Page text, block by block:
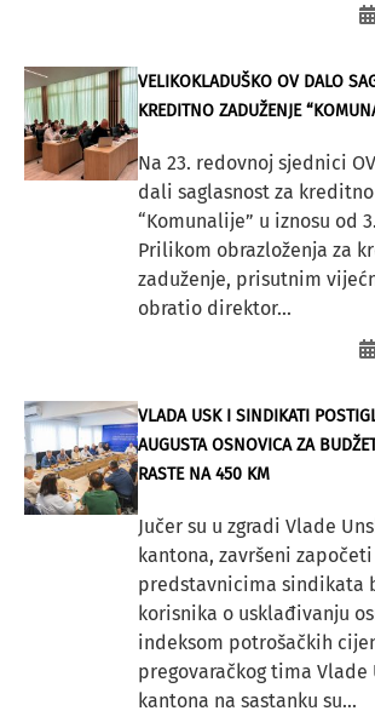
VELIKOKLADUŠKO OV DALO
KREDITNO ZADUŽENJE
Na 23. redovnoj sjednici
dali saglasnost za kreditno
“Komunalije” u iznosu od
Prilikom obrazloženja za
zaduženje, prisutnim
obratio direktor...
VLADA USK I SINDIKATI
AUGUSTA OSNOVICA ZA
RASTE NA 450 KM
Jučer su u zgradi Vlade
kantona, završeni
predstavnicima sindikata
korisnika o usklađivanju
indeksom potrošačkih
pregovaračkog tima Vlade
kantona na sastanku su...